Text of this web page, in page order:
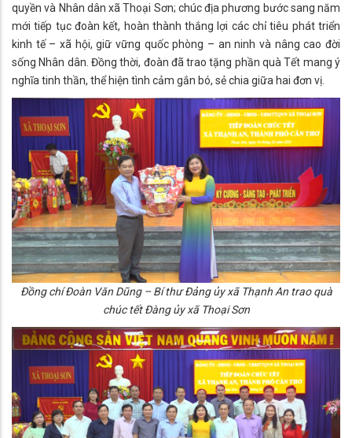
quyền và Nhân dân xã Thoại Sơn; chúc địa phương bước sang năm
mới tiếp tục đoàn kết, hoàn thành thắng lợi các chỉ tiêu phát triển
kinh tế – xã hội, giữ vững quốc phòng – an ninh và nâng cao đời
sống Nhân dân. Đồng thời, đoàn đã trao tặng phần quà Tết mang ý
nghĩa tinh thần, thể hiện tình cảm gắn bó, sẻ chia giữa hai đơn vị.
Đồng chí Đoàn Văn Dũng – Bí thư Đảng ủy xã Thạnh An trao quà
chúc tết Đàng ủy xã Thoại Sơn